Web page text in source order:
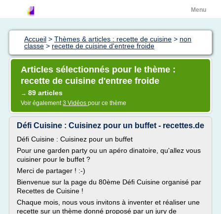
Menu
Accueil > Thèmes & articles : recette de cuisine > non
classe > recette de cuisine d'entree froide
Articles sélectionnés pour le thème :
recette de cuisine d'entree froide
→ 89 articles
Voir également3 Vidéos pour ce thème
Défi Cuisine : Cuisinez pour un buffet - recettes.de
Défi Cuisine : Cuisinez pour un buffet
Pour une garden party ou un apéro dinatoire, qu'allez vous
cuisiner pour le buffet ?
Merci de partager ! :-)
Bienvenue sur la page du 80ème Défi Cuisine organisé par
Recettes de Cuisine !
Chaque mois, nous vous invitons à inventer et réaliser une
recette sur un thème donné proposé par un jury de